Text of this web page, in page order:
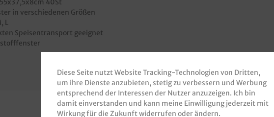
in verschiedenen Größen
L
Speisentransport geeignet
Diese Seite nutzt Website Tracking-Technologien von Dritten,
um ihre Dienste anzubieten, stetig zu verbessern und Werbung
entsprechend der Interessen der Nutzer anzuzeigen. Ich bin
damit einverstanden und kann meine Einwilligung jederzeit mit
Wirkung für die Zukunft widerrufen oder ändern.